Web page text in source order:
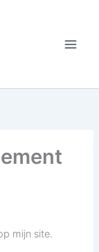
mijn site.